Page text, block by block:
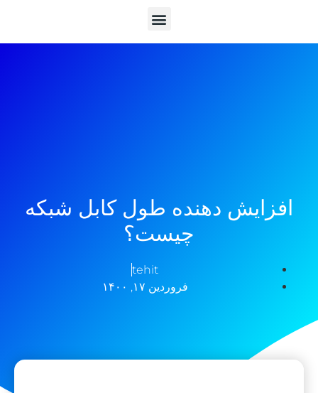
افزایش دهنده طول کابل شبکه
چیست؟
tehit
فروردین ۱۷, ۱۴۰۰